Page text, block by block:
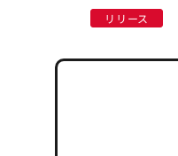
リリース